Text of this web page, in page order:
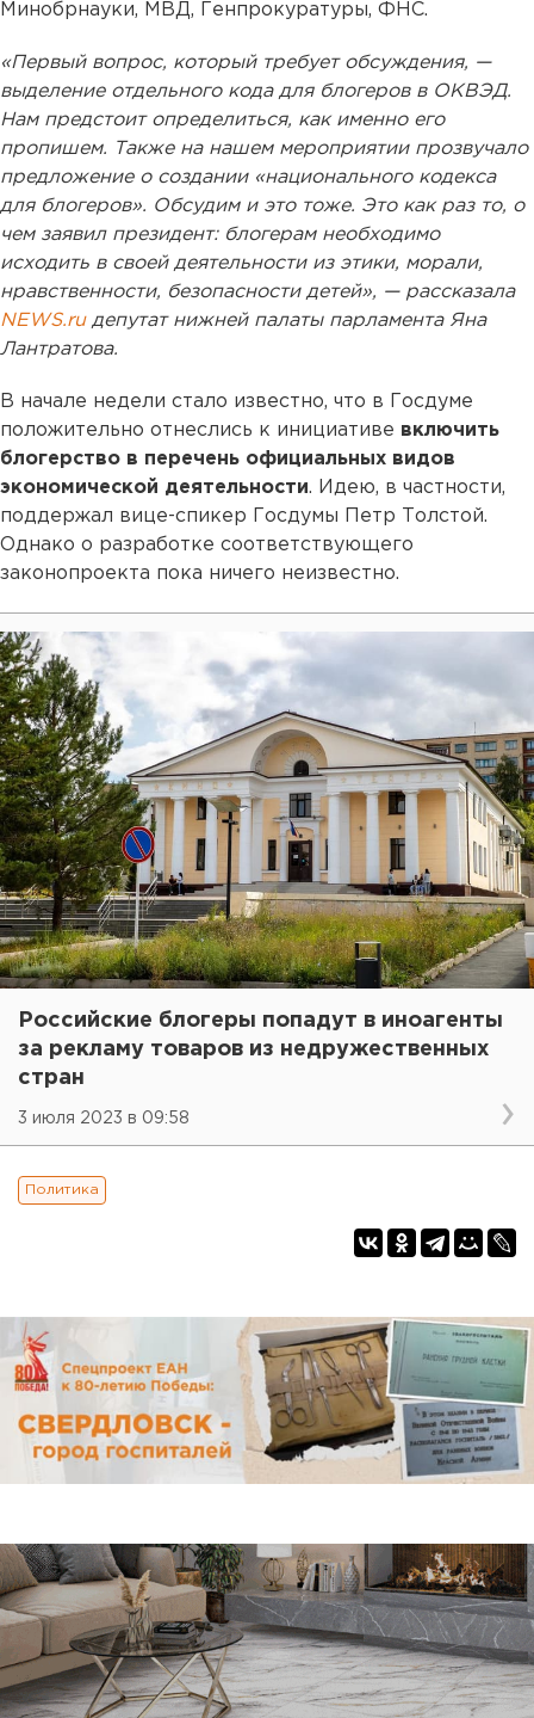
Минобрнауки, МВД, Генпрокуратуры, ФНС.
«Первый вопрос, который требует обсуждения, —
выделение отдельного кода для блогеров в ОКВЭД.
Нам предстоит определиться, как именно его
пропишем. Также на нашем мероприятии прозвучало
предложение о создании «национального кодекса
для блогеров». Обсудим и это тоже. Это как раз то, о
чем заявил президент: блогерам необходимо
исходить в своей деятельности из этики, морали,
нравственности, безопасности детей», — рассказала
NEWS.ruдепутат нижней палаты парламента Яна
Лантратова.
В начале недели стало известно, что в Госдуме
положительно отнеслись к инициативе включить
блогерство в перечень официальных видов
экономической деятельности. Идею, в частности,
поддержал вице-спикер Госдумы Петр Толстой.
Однако о разработке соответствующего
законопроекта пока ничего неизвестно.
Российские блогеры попадут в иноагенты
за рекламу товаров из недружественных
стран
3 июля 2023 в 09:58
Политика